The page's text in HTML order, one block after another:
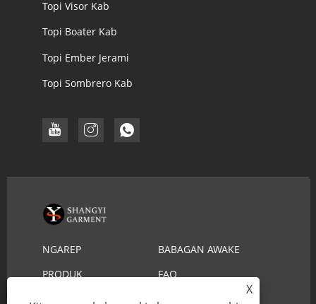
Topi Visor Kab
Topi Boater Kab
Topi Ember Jerami
Topi Sombrero Kab
NGAREP
BABAGAN AWAKE
DHEWE
PRODUK
FAQ
X